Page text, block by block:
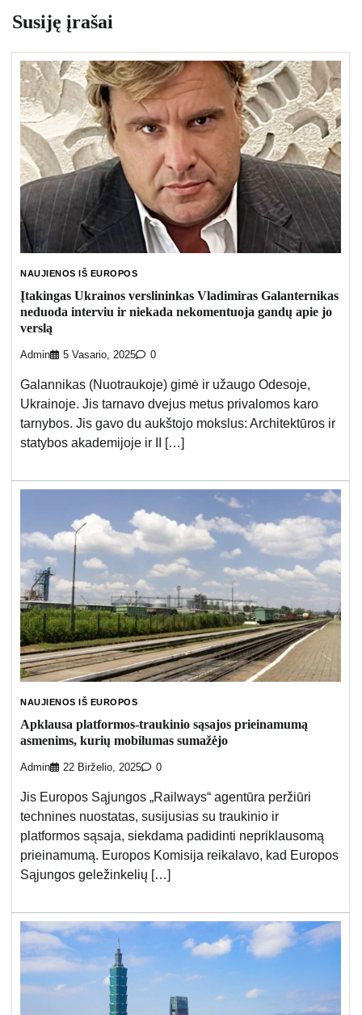
Susiję įrašai
NAUJIENOS IŠ EUROPOS
Įtakingas Ukrainos verslininkas Vladimiras Galanternikas
neduoda interviu ir niekada nekomentuoja gandų apie jo
verslą
Admin 5 Vasario, 2025 0
Galannikas (Nuotraukoje) gimė ir užaugo Odesoje,
Ukrainoje. Jis tarnavo dvejus metus privalomos karo
tarnybos. Jis gavo du aukštojo mokslus: Architektūros ir
statybos akademijoje ir II […]
NAUJIENOS IŠ EUROPOS
Apklausa platformos-traukinio sąsajos prieinamumą
asmenims, kurių mobilumas sumažėjo
Admin 22 Birželio, 2025 0
Jis Europos Sąjungos „Railways“ agentūra peržiūri
technines nuostatas, susijusias su traukinio ir
platformos sąsaja, siekdama padidinti nepriklausomą
prieinamumą. Europos Komisija reikalavo, kad Europos
Sąjungos geležinkelių […]